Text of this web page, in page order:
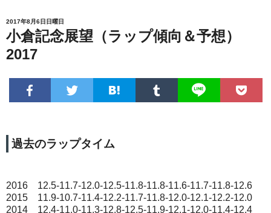
2017年8月6日日曜日
小倉記念展望（ラップ傾向＆予想）
2017
過去のラップタイム
2016 12.5-11.7-12.0-12.5-11.8-11.8-11.6-11.7-11.8-12.6
2015 11.9-10.7-11.4-12.2-11.7-11.8-12.0-12.1-12.2-12.0
2014 12.4-11.0-11.3-12.8-12.5-11.9-12.1-12.0-11.4-12.4